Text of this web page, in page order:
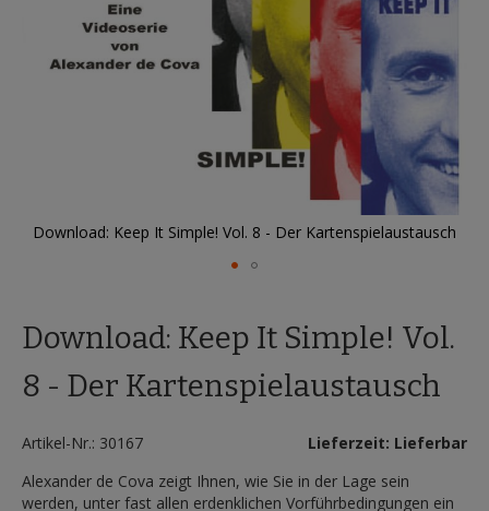
Download: Keep It Simple! Vol. 8 - Der Kartenspielaustausch
der
springen
Download: Keep It Simple! Vol.
8 - Der Kartenspielaustausch
Artikel-Nr.: 30167
Lieferzeit: Lieferbar
Alexander de Cova zeigt Ihnen, wie Sie in der Lage sein
werden, unter fast allen erdenklichen Vorführbedingungen ein